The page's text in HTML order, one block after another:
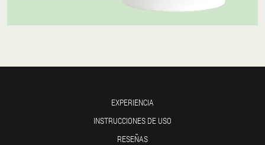
EXPERIENCIA
INSTRUCCIONES DE USO
RESEÑAS